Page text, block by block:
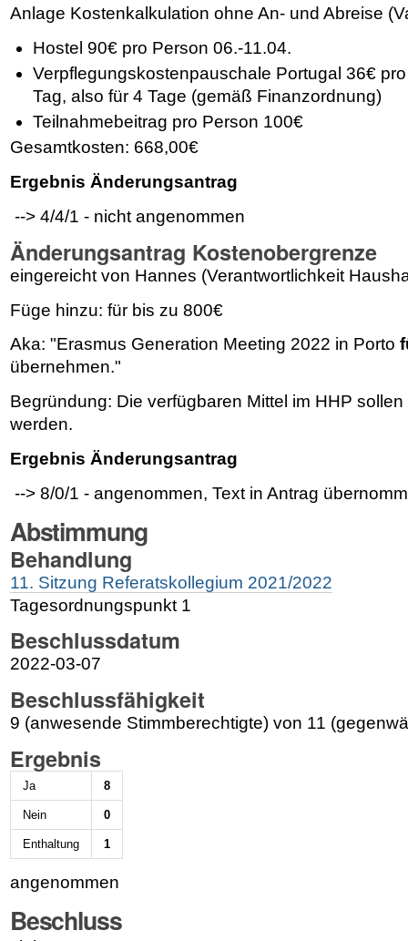
Anlage Kostenkalkulation ohne An- und Abreise (
Hostel 90€ pro Person 06.-11.04.
Verpflegungskostenpauschale Portugal 36€
Tag, also für 4 Tage (gemäß Finanzordnung)
Teilnahmebeitrag pro Person 100€
Gesamtkosten: 668,00€
Ergebnis Änderungsantrag
--> 4/4/1 - nicht angenommen
Änderungsantrag Kostenobergrenze
eingereicht von Hannes (Verantwortlichkeit
Füge hinzu: für bis zu 800€
Aka: "Erasmus Generation Meeting 2022 in Porto
übernehmen."
Begründung: Die verfügbaren Mittel im HHP
werden.
Ergebnis Änderungsantrag
--> 8/0/1 - angenommen, Text in Antrag
Abstimmung
Behandlung
11. Sitzung Referatskollegium 2021/2022
Tagesordnungspunkt 1
Beschlussdatum
2022-03-07
Beschlussfähigkeit
9 (anwesende Stimmberechtigte) von 11
Ergebnis
Ja 8
Nein 0
Enthaltung 1
angenommen
Beschluss